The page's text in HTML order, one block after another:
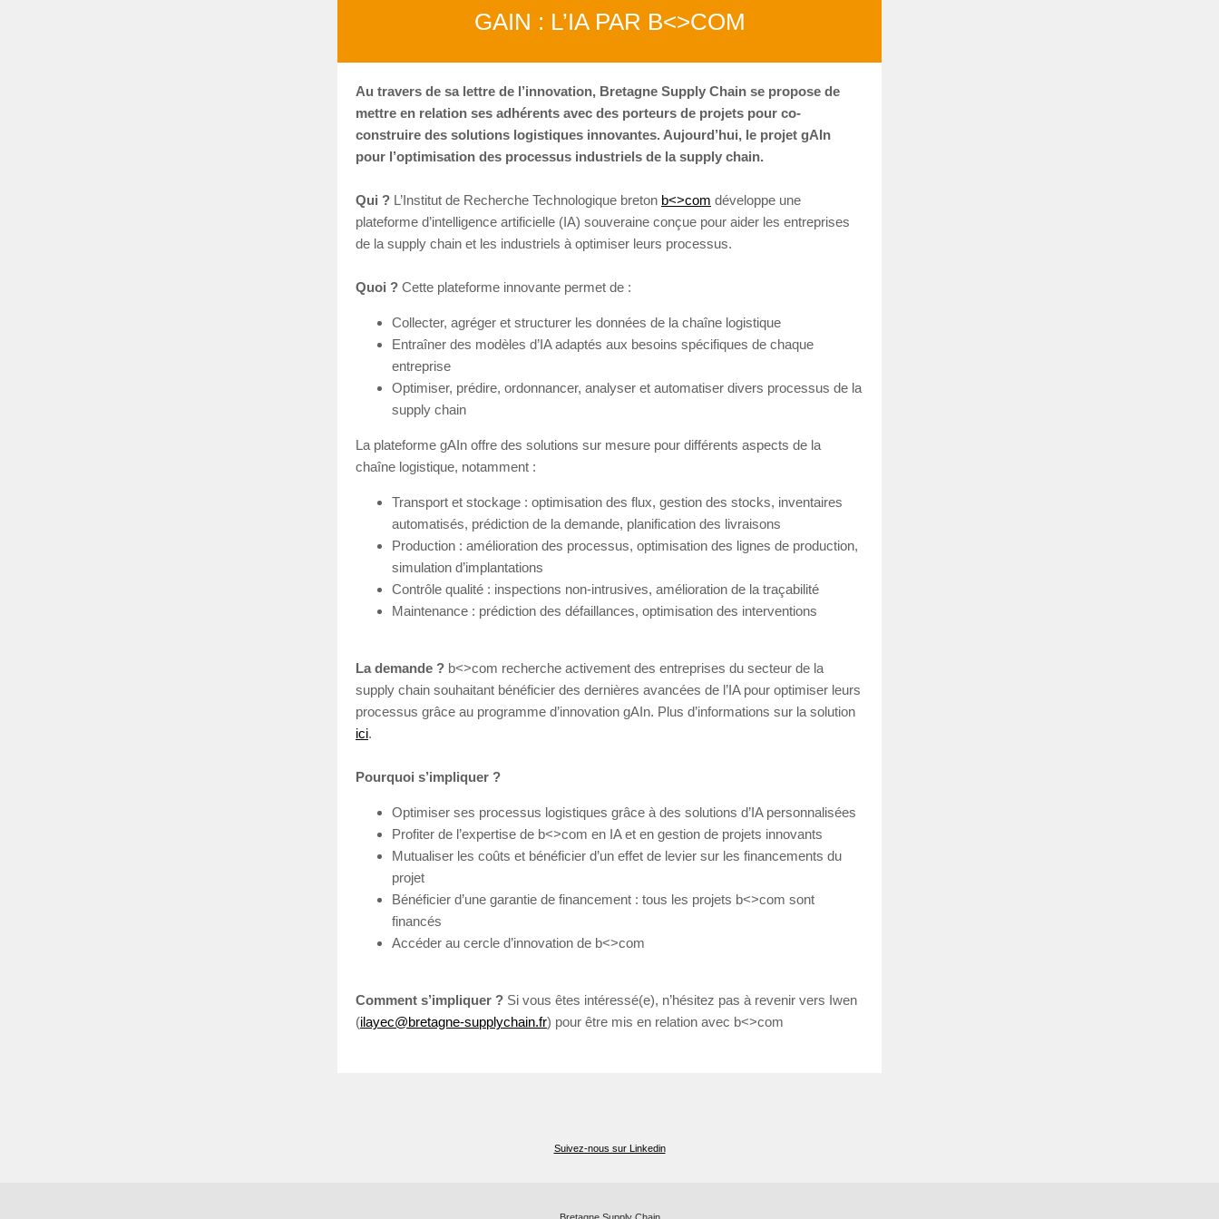
GAIN : L’IA PAR B<>COM
Au travers de sa lettre de l’innovation, Bretagne Supply Chain se propose de
mettre en relation ses adhérents avec des porteurs de projets pour co-
construire des solutions logistiques innovantes. Aujourd’hui, le projet gAIn
pour l’optimisation des processus industriels de la supply chain.
Qui ? L’Institut de Recherche Technologique breton b<>com développe une
plateforme d’intelligence artificielle (IA) souveraine conçue pour aider les entreprises
de la supply chain et les industriels à optimiser leurs processus.
Quoi ? Cette plateforme innovante permet de :
Collecter, agréger et structurer les données de la chaîne logistique
Entraîner des modèles d’IA adaptés aux besoins spécifiques de chaque
entreprise
Optimiser, prédire, ordonnancer, analyser et automatiser divers processus de la
supply chain
La plateforme gAIn offre des solutions sur mesure pour différents aspects de la
chaîne logistique, notamment :
Transport et stockage : optimisation des flux, gestion des stocks, inventaires
automatisés, prédiction de la demande, planification des livraisons
Production : amélioration des processus, optimisation des lignes de production,
simulation d’implantations
Contrôle qualité : inspections non-intrusives, amélioration de la traçabilité
Maintenance : prédiction des défaillances, optimisation des interventions
La demande ? b<>com recherche activement des entreprises du secteur de la
supply chain souhaitant bénéficier des dernières avancées de l’IA pour optimiser leurs
processus grâce au programme d’innovation gAIn. Plus d’informations sur la solution
ici.
Pourquoi s’impliquer ?
Optimiser ses processus logistiques grâce à des solutions d’IA personnalisées
Profiter de l’expertise de b<>com en IA et en gestion de projets innovants
Mutualiser les coûts et bénéficier d’un effet de levier sur les financements du
projet
Bénéficier d’une garantie de financement : tous les projets b<>com sont
financés
Accéder au cercle d’innovation de b<>com
Comment s’impliquer ? Si vous êtes intéressé(e), n’hésitez pas à revenir vers Iwen
(ilayec@bretagne-supplychain.fr) pour être mis en relation avec b<>com
Suivez-nous sur Linkedin